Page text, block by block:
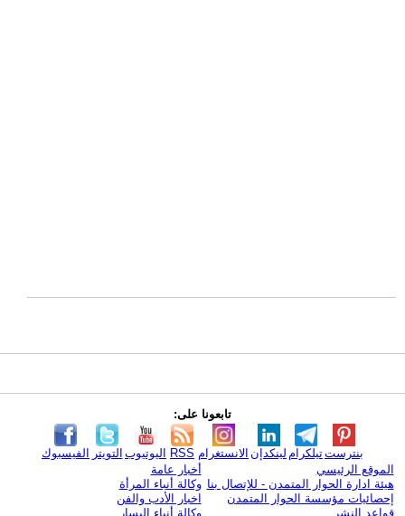
تابعونا على:
الفيسبوك التويتر اليوتيوب RSS الانستغرام لينكدإن تيلكرامبنترست
الموقع الرئيسي
هيئة ادارة الحوار المتمدن - للإتصال بنا
إحصائيات مؤسسة الحوار المتمدن
قواعد النشر
أخبار عامة
وكالة أنباء المرأة
اخبار الأدب والفن
وكالة أنباء اليسار